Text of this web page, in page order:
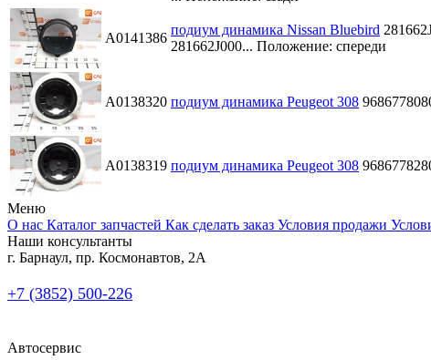
A0141386
подиум динамика Nissan Bluebird
281662J000... Положение: спереди
A0138320 подиум динамика Peugeot 308
A0138319 подиум динамика Peugeot 308
Меню
О нас Каталог запчастей Как сделать заказ Условия продажи
Наши консультанты
г. Барнаул, пр. Космонавтов, 2А
+7 (3852) 500-226
Автосервис